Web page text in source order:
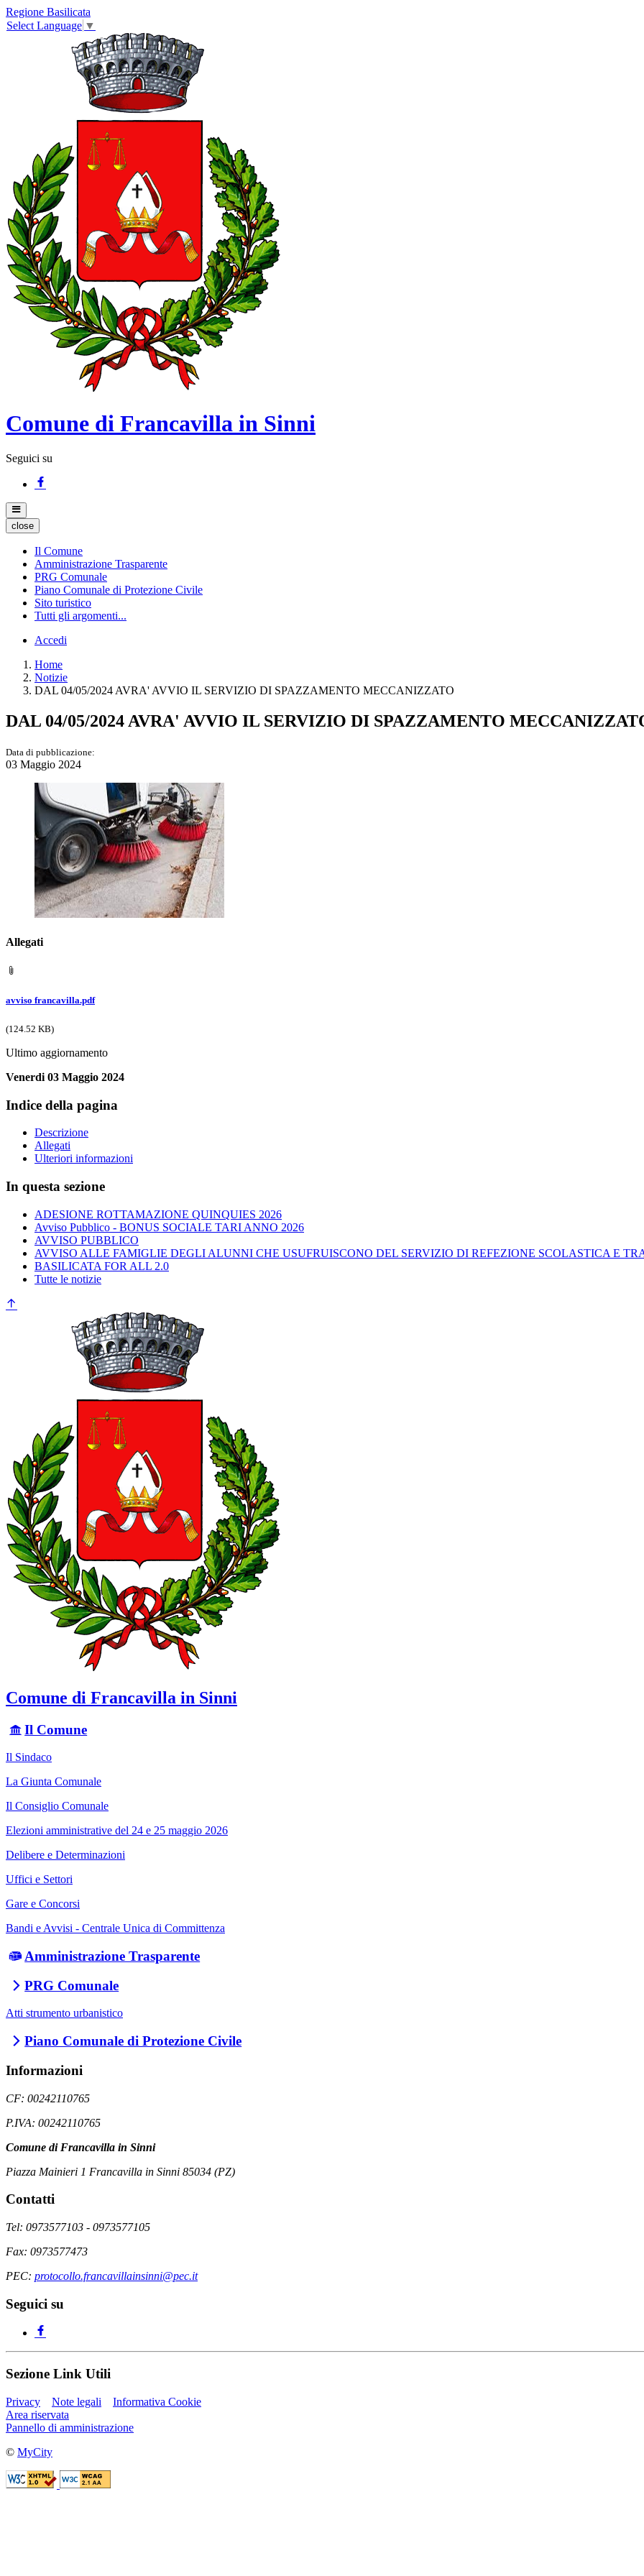
Regione Basilicata
Select Language ▼
Comune di Francavilla in Sinni
Seguici su
close
Il Comune
Amministrazione Trasparente
PRG Comunale
Piano Comunale di Protezione Civile
Sito turistico
Tutti gli argomenti...
Accedi
Home
Notizie
DAL 04/05/2024 AVRA' AVVIO IL SERVIZIO DI SPAZZAMENTO MECCANIZZATO
DAL 04/05/2024 AVRA' AVVIO IL SERVIZIO DI SPAZZAMENTO
Data di pubblicazione:
03 Maggio 2024
Allegati
avviso francavilla.pdf
(124.52 KB)
Ultimo aggiornamento
Venerdi 03 Maggio 2024
Indice della pagina
Descrizione
Allegati
Ulteriori informazioni
In questa sezione
ADESIONE ROTTAMAZIONE QUINQUIES 2026
Avviso Pubblico - BONUS SOCIALE TARI ANNO 2026
AVVISO PUBBLICO
AVVISO ALLE FAMIGLIE DEGLI ALUNNI CHE USUFRUISCONO DEL SERVIZIO DI REFEZIONE SCOLASTICA E
BASILICATA FOR ALL 2.0
Tutte le notizie
Comune di Francavilla in Sinni
Il Comune
Il Sindaco
La Giunta Comunale
Il Consiglio Comunale
Elezioni amministrative del 24 e 25 maggio 2026
Delibere e Determinazioni
Uffici e Settori
Gare e Concorsi
Bandi e Avvisi - Centrale Unica di Committenza
Amministrazione Trasparente
PRG Comunale
Atti strumento urbanistico
Piano Comunale di Protezione Civile
Informazioni
CF: 00242110765
P.IVA: 00242110765
Comune di Francavilla in Sinni
Piazza Mainieri 1 Francavilla in Sinni 85034 (PZ)
Contatti
Tel: 0973577103 - 0973577105
Fax: 0973577473
PEC: protocollo.francavillainsinni@pec.it
Seguici su
Sezione Link Utili
Privacy Note legali
Informativa Cookie
Area riservata
Pannello di amministrazione
© MyCity